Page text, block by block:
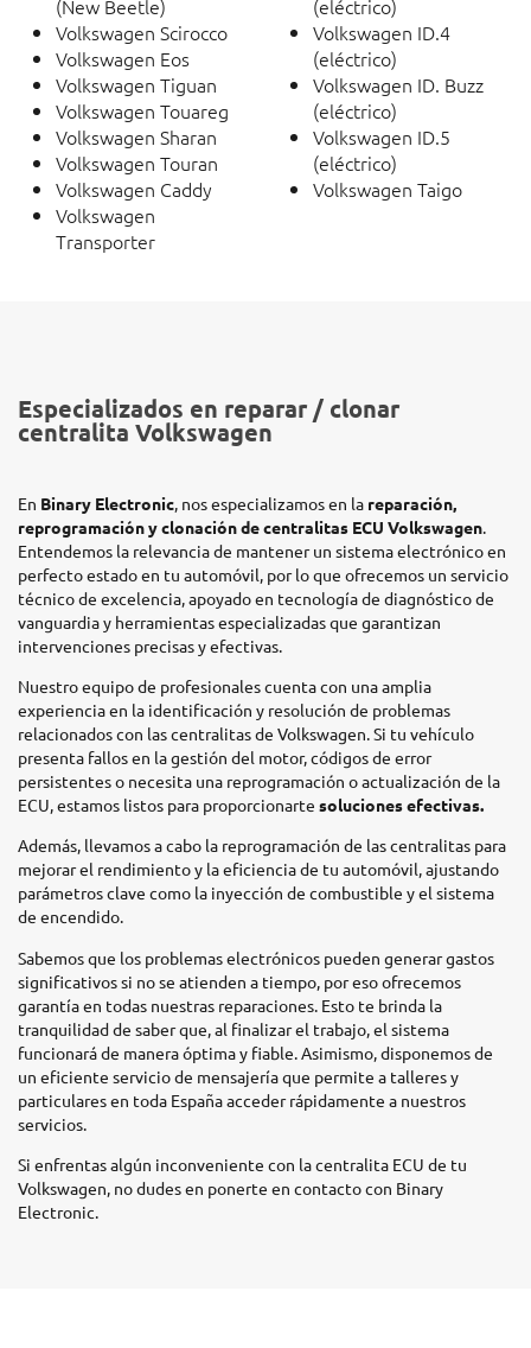
(New Beetle)
Volkswagen Scirocco
Volkswagen Eos
Volkswagen Tiguan
Volkswagen Touareg
Volkswagen Sharan
Volkswagen Touran
Volkswagen Caddy
Volkswagen
Transporter
(eléctrico)
Volkswagen ID.4
(eléctrico)
Volkswagen ID. Buzz
(eléctrico)
Volkswagen ID.5
(eléctrico)
Volkswagen Taigo
Especializados en reparar / clonar
centralita Volkswagen
En Binary Electronic, nos especializamos en la reparación,
reprogramación y clonación de centralitas ECU Volkswagen.
Entendemos la relevancia de mantener un sistema electrónico en
perfecto estado en tu automóvil, por lo que ofrecemos un servicio
técnico de excelencia, apoyado en tecnología de diagnóstico de
vanguardia y herramientas especializadas que garantizan
intervenciones precisas y efectivas.
Nuestro equipo de profesionales cuenta con una amplia
experiencia en la identificación y resolución de problemas
relacionados con las centralitas de Volkswagen. Si tu vehículo
presenta fallos en la gestión del motor, códigos de error
persistentes o necesita una reprogramación o actualización de la
ECU, estamos listos para proporcionarte soluciones efectivas.
Además, llevamos a cabo la reprogramación de las centralitas para
mejorar el rendimiento y la eficiencia de tu automóvil, ajustando
parámetros clave como la inyección de combustible y el sistema
de encendido.
Sabemos que los problemas electrónicos pueden generar gastos
significativos si no se atienden a tiempo, por eso ofrecemos
garantía en todas nuestras reparaciones. Esto te brinda la
tranquilidad de saber que, al finalizar el trabajo, el sistema
funcionará de manera óptima y fiable. Asimismo, disponemos de
un eficiente servicio de mensajería que permite a talleres y
particulares en toda España acceder rápidamente a nuestros
servicios.
Si enfrentas algún inconveniente con la centralita ECU de tu
Volkswagen, no dudes en ponerte en contacto con Binary
Electronic.